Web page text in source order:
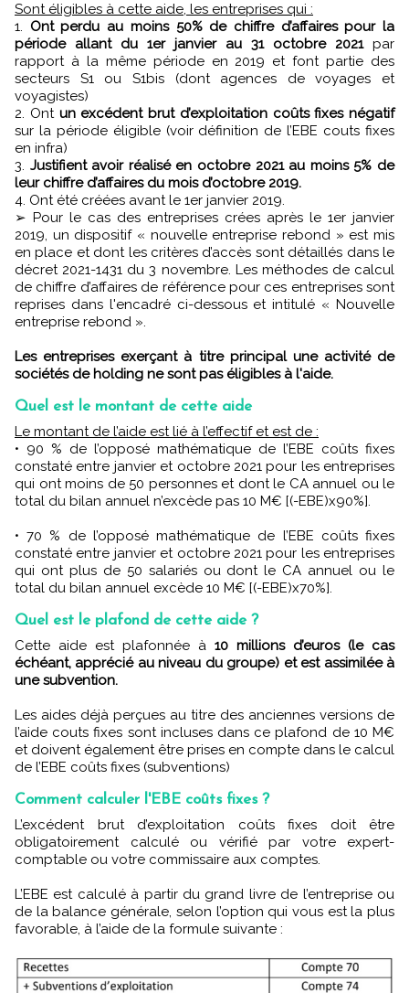
Sont éligibles à cette aide, les entreprises qui :
1. Ont perdu au moins 50% de chiffre d’affaires pour la
période allant du 1er janvier au 31 octobre 2021par
rapport à la même période en 2019 et font partie des
secteurs S1 ou S1bis (dont agences de voyages et
voyagistes)
2. Ont un excédent brut d’exploitation coûts fixes négatif
sur la période éligible (voir définition de l’EBE couts fixes
en infra)
3. Justifient avoir réalisé en octobre 2021 au moins 5% de
leur chiffre d’affaires du mois d’octobre 2019.
4. Ont été créées avant le 1er janvier 2019.
➢ Pour le cas des entreprises crées après le 1er janvier
2019, un dispositif « nouvelle entreprise rebond » est mis
en place et dont les critères d’accès sont détaillés dans le
décret 2021-1431 du 3 novembre. Les méthodes de calcul
de chiffre d’affaires de référence pour ces entreprises sont
reprises dans l'encadré ci-dessous et intitulé « Nouvelle
entreprise rebond ».
Les entreprises exerçant à titre principal une activité de
sociétés de holding ne sont pas éligibles à l'aide.
Quel est le montant de cette aide
Le montant de l’aide est lié à l’effectif et est de :
• 90 % de l’opposé mathématique de l’EBE coûts fixes
constaté entre janvier et octobre 2021 pour les entreprises
qui ont moins de 50 personnes et dont le CA annuel ou le
total du bilan annuel n’excède pas 10 M€ [(-EBE)x90%].
• 70 % de l’opposé mathématique de l’EBE coûts fixes
constaté entre janvier et octobre 2021 pour les entreprises
qui ont plus de 50 salariés ou dont le CA annuel ou le
total du bilan annuel excède 10 M€ [(-EBE)x70%].
Quel est le plafond de cette aide ?
Cette aide est plafonnée à 10 millions d’euros (le cas
échéant, apprécié au niveau du groupe) et est assimilée à
une subvention.
Les aides déjà perçues au titre des anciennes versions de
l’aide couts fixes sont incluses dans ce plafond de 10 M€
et doivent également être prises en compte dans le calcul
de l’EBE coûts fixes (subventions)
Comment calculer l'EBE coûts fixes ?
L’excédent brut d’exploitation coûts fixes doit être
obligatoirement calculé ou vérifié par votre expert-
comptable ou votre commissaire aux comptes.
L’EBE est calculé à partir du grand livre de l’entreprise ou
de la balance générale, selon l’option qui vous est la plus
favorable, à l’aide de la formule suivante :